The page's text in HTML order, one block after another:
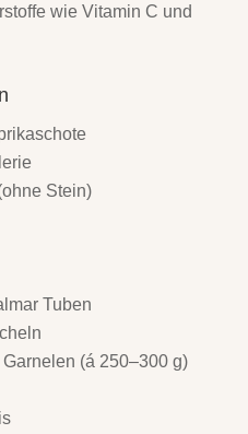
wie Vitamin C und
Stein)
Tuben
(á 250–300 g)